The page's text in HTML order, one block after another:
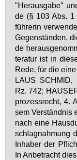
"Her­aus­ga­be"
de (§ 103 Abs.
füh­re­rin
Ge­gen­stän­den,
de
te­ra­tur ist in
Re­de, für die
LAUS SCHMID,
Rz. 742;
pro­zess­recht, 4.
sem Ver­ständ­nis
nach ei­ne
schlag­nah­mung
In­ha­ber der
In An­be­tracht